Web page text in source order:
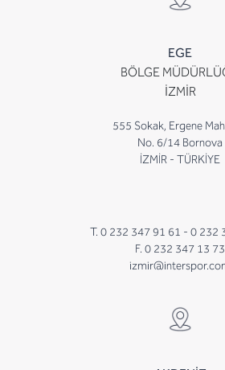
EGE
BÖLGE
İZMİR
555 Sokak, Ergene
No. 6/14 Bornova
İZMİR - TÜRKİYE
T. 0 232 347 91 61 - 0 232
F. 0 232 347 13 73